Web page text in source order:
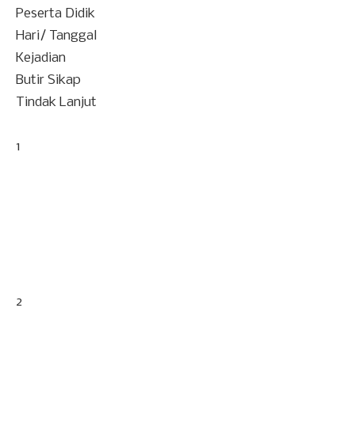
Peserta Didik
Hari/ Tanggal
Kejadian
Butir Sikap
Tindak Lanjut
1
2